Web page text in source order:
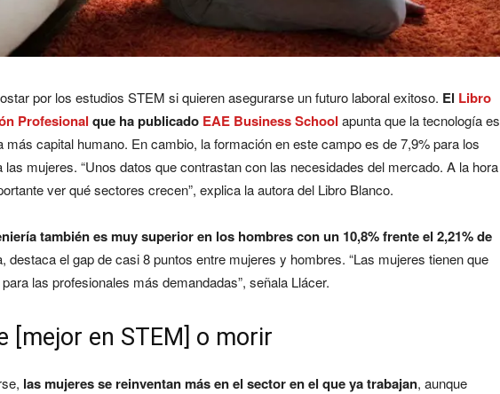
por los estudios STEM si quieren asegurarse un futuro laboral exitoso. El Libro
Profesional que ha publicado EAE Business School apunta que la tecnología es
más capital humano. En cambio, la formación en este campo es de 7,9% para los
las mujeres. “Unos datos que contrastan con las necesidades del mercado. A la hora
ver qué sectores crecen”, explica la autora del Libro Blanco.
también es muy superior en los hombres con un 10,8% frente el 2,21% de
destaca el gap de casi 8 puntos entre mujeres y hombres. “Las mujeres tienen que
las profesionales más demandadas”, señala Llácer.
[mejor en STEM] o morir
las mujeres se reinventan más en el sector en el que ya trabajan, aunque